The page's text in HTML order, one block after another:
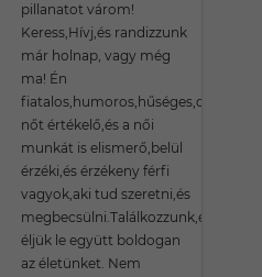
pillanatot várom!
Keress,Hívj,és randizzunk
már holnap, vagy még
ma! Én
fiatalos,humoros,hűséges,dolgos,a
nőt értékelő,és a női
munkát is elismerő,belül
érzéki,és érzékeny férfi
vagyok,aki tud szeretni,és
megbecsülni.Találkozzunk,és
éljük le együtt boldogan
az életünket. Nem